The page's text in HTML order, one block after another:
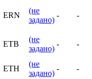
ERN
(не
задано)
- -
ETB
(не
задано)
- -
ETH
(не
задано)
- -